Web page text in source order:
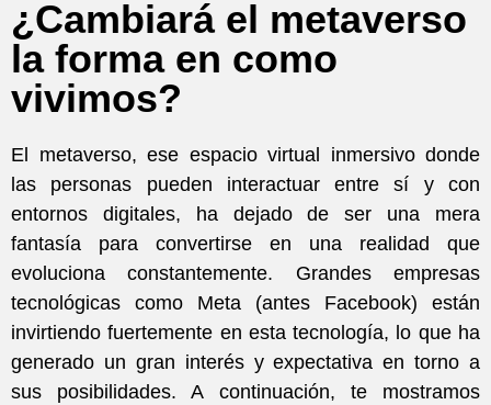
¿Cambiará el metaverso
la forma en como
vivimos?
El metaverso, ese espacio virtual inmersivo donde
las personas pueden interactuar entre sí y con
entornos digitales, ha dejado de ser una mera
fantasía para convertirse en una realidad que
evoluciona constantemente. Grandes empresas
tecnológicas como Meta (antes Facebook) están
invirtiendo fuertemente en esta tecnología, lo que ha
generado un gran interés y expectativa en torno a
sus posibilidades. A continuación, te mostramos